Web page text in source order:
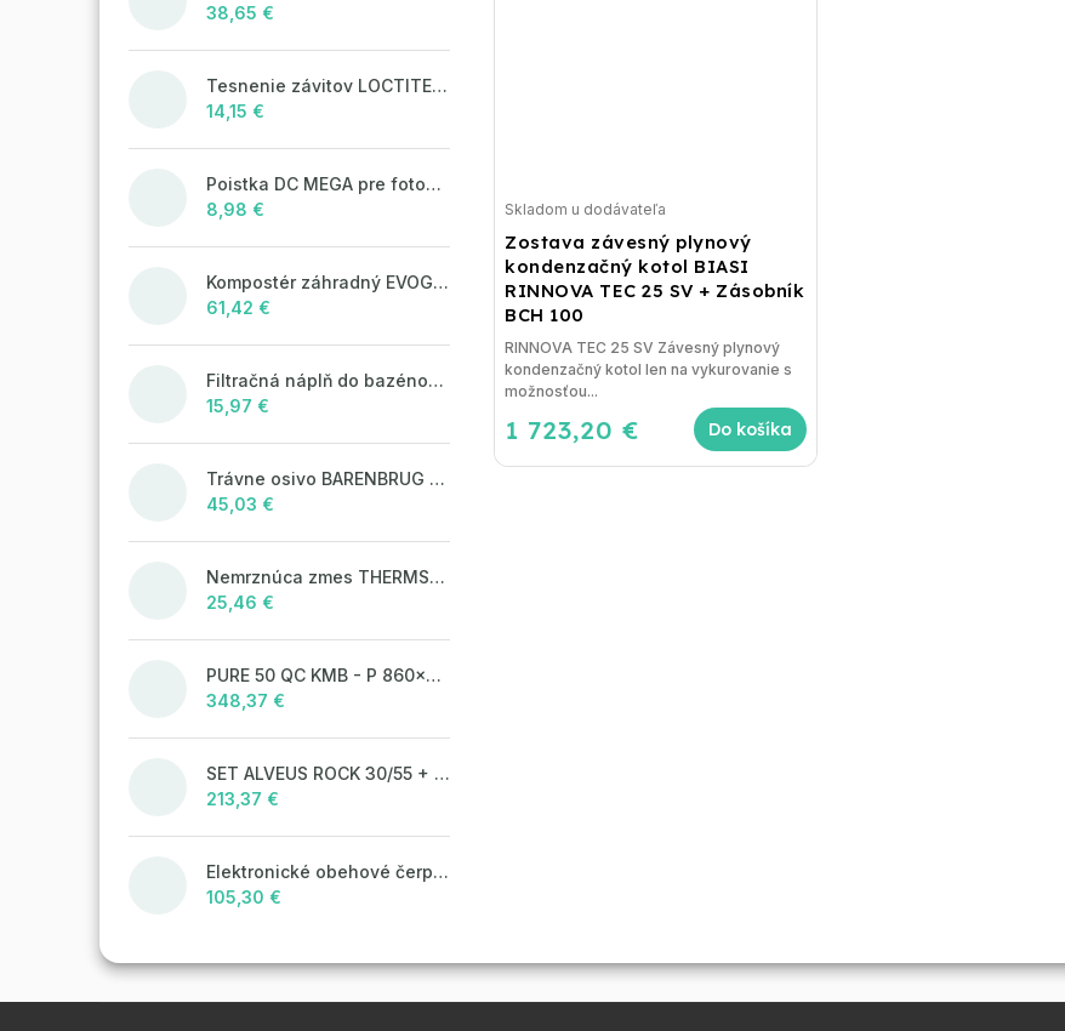
38,65 €
Tesnenie závitov LOCTITE 55 - 160 m, návin
14,15 €
Poistka DC MEGA pre fotovoltaické systémy 125A/80V
8,98 €
Kompostér záhradný EVOGREEN 630l čierny
61,42 €
Filtračná náplň do bazénových filtrácií LAGUNA Aqua Filter 25kg
15,97 €
Trávne osivo BARENBRUG WATER SAVER 5 kg
45,03 €
Nemrznúca zmes THERMSOL EKO
25,46 €
PURE 50 QC KMB - P 860x525 mm F_ jedn.sifon
348,37 €
SET ALVEUS ROCK 30/55 + BATERIE TONIA 55
213,37 €
Elektronické obehové čerpadlo NOVA 25-60/130 úsporné na kúrenie
105,30 €
Zostava závesný plynový
kondenzačný kotol BIASI
RINNOVA TEC 25 SV + Zásobník
BCH 100
Skladom u dodávateľa
1 723,20 € Do košíka
RINNOVA TEC 25 SV Závesný plynový
kondenzačný kotol len na vykurovanie s
možnosťou...